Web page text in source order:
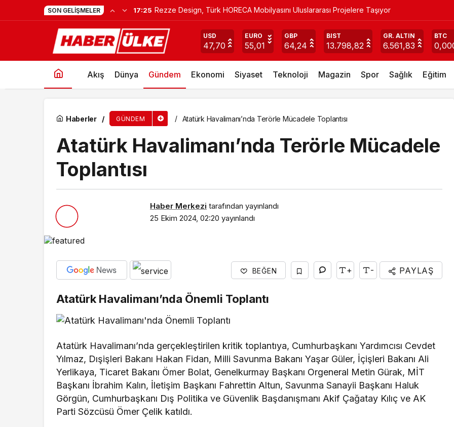
SON GELIŞMELER 17:25 Rezze Design, Türk HORECA Mobilyasını Uluslararası Projelere Taşıyor
USD
47,70
EURO
55,01
GBP
64,24
BIST
13.798,82
GR. ALTIN
6.561,83
BTC
Akış Dünya Gündem Ekonomi Siyaset Teknoloji Magazin Spor Sağlık Eğitim
Haberler GÜNDEM Atatürk Havalimanı’nda Terörle Mücadele Toplantısı
Atatürk Havalimanı’nda Terörle Mücadele
Toplantısı
Haber Merkezi tarafından yayınlandı
25 Ekim 2024, 02:20 yayınlandı
BEĞEN + - PAYLAŞ
Atatürk Havalimanı’nda Önemli Toplantı
Atatürk Havalimanı’nda gerçekleştirilen kritik toplantıya, Cumhurbaşkanı Yardımcısı Cevdet
Yılmaz, Dışişleri Bakanı Hakan Fidan, Milli Savunma Bakanı Yaşar Güler, İçişleri Bakanı Ali
Yerlikaya, Ticaret Bakanı Ömer Bolat, Genelkurmay Başkanı Orgeneral Metin Gürak, MİT
Başkanı İbrahim Kalın, İletişim Başkanı Fahrettin Altun, Savunma Sanayii Başkanı Haluk
Görgün, Cumhurbaşkanı Dış Politika ve Güvenlik Başdanışmanı Akif Çağatay Kılıç ve AK
Parti Sözcüsü Ömer Çelik katıldı.
Atatürk Havalimanı’nda Terörle Mücadele Toplantısı
Rezze Design, Türk
HORECA Mobilyasını